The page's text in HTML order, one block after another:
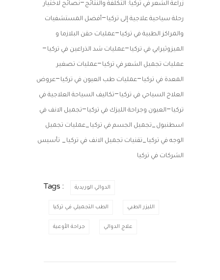
زراعة الشعر في تركيا: التكلفة والنتائج –نصائح لاختيار
رحلة سياحية علاجية إلى تركيا –أفضل المستشفيات
والمراكز الطبية في تركيا –عمليات حقن البلازما و
الميزوثيرابي في تركيا –عمليات شد الذراعين في تركيا –
عمليات تجميل الشعر في تركيا –عمليات تصغير
المعدة في تركيا –عمليات طب العيون في تركيا –عروض
العلاج السياحي في تركيا –تكاليف السياحة العلاجية في
تركيا –العيون وجراحة الليزك في تركيا –تجميل الانف في
اسطنبول تجميل الجسم في تركيا عمليات تجميل
الوجه في تركيا تقنيات تجميل الانف في تركيا تأسيس
الشركات في تركيا
Tags : الدوالي الوريدية
الطب التجميلي في تركيا الليزر الطبي
جراحة الأوعية علاج الدوالي